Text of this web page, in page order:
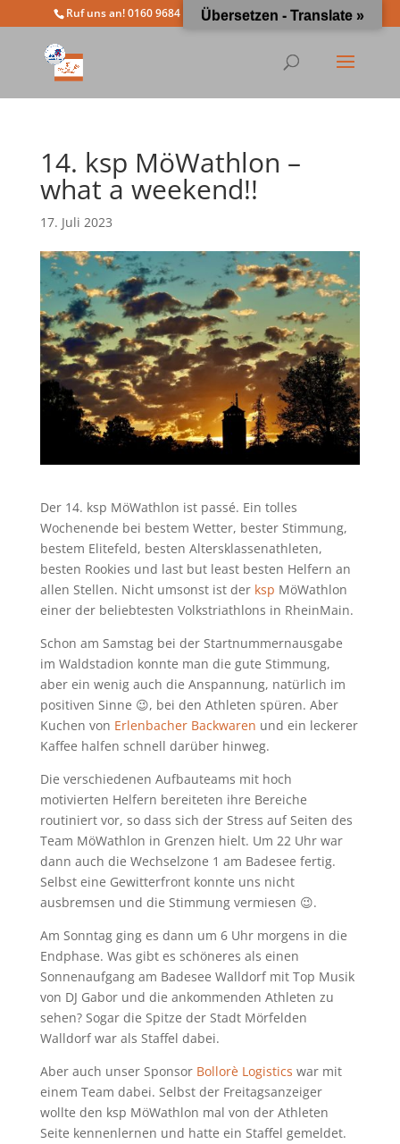
Ruf uns an! 0160 9684 4963 info@moewathlon.de
14. ksp MöWathlon –
what a weekend!!
17. Juli 2023
Der 14. ksp MöWathlon ist passé. Ein tolles
Wochenende bei bestem Wetter, bester Stimmung,
bestem Elitefeld, besten Altersklassenathleten,
besten Rookies und last but least besten Helfern an
allen Stellen. Nicht umsonst ist der ksp MöWathlon
einer der beliebtesten Volkstriathlons in RheinMain.
Schon am Samstag bei der Startnummernausgabe
im Waldstadion konnte man die gute Stimmung,
aber ein wenig auch die Anspannung, natürlich im
positiven Sinne 😉, bei den Athleten spüren. Aber
Kuchen von Erlenbacher Backwaren und ein leckerer
Kaffee halfen schnell darüber hinweg.
Die verschiedenen Aufbauteams mit hoch
motivierten Helfern bereiteten ihre Bereiche
routiniert vor, so dass sich der Stress auf Seiten des
Team MöWathlon in Grenzen hielt. Um 22 Uhr war
dann auch die Wechselzone 1 am Badesee fertig.
Selbst eine Gewitterfront konnte uns nicht
ausbremsen und die Stimmung vermiesen 😉.
Am Sonntag ging es dann um 6 Uhr morgens in die
Endphase. Was gibt es schöneres als einen
Sonnenaufgang am Badesee Walldorf mit Top Musik
von DJ Gabor und die ankommenden Athleten zu
sehen? Sogar die Spitze der Stadt Mörfelden
Walldorf war als Staffel dabei.
Aber auch unser Sponsor Bollorè Logistics war mit
einem Team dabei. Selbst der Freitagsanzeiger
wollte den ksp MöWathlon mal von der Athleten
Seite kennenlernen und hatte ein Staffel gemeldet.
Übersetzen - Translate »